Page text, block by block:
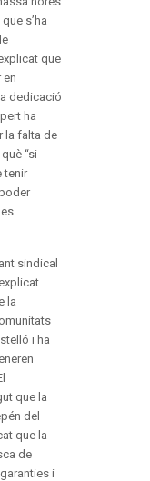
s’ha
que
en
dedicació
ha
la falta de
“si
tenir
sindical
la
i ha
que la
del
que la
de
i